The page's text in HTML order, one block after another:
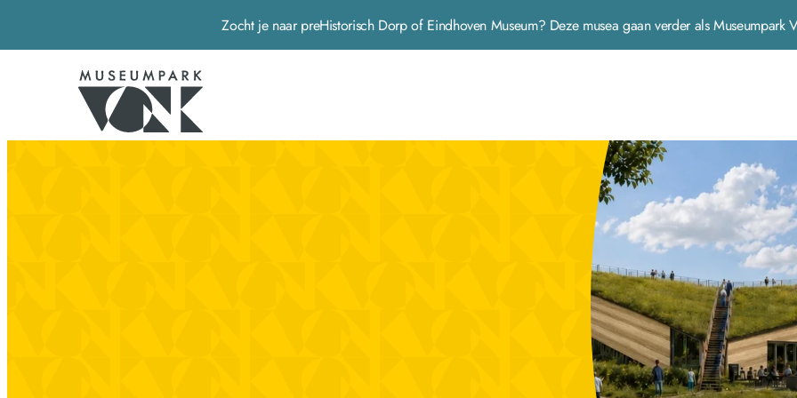
Zocht je naar preHistorisch Dorp of Eindhoven Museum? Deze musea gaan verder als Museumpark
Museumpark Vonk - Home pagina